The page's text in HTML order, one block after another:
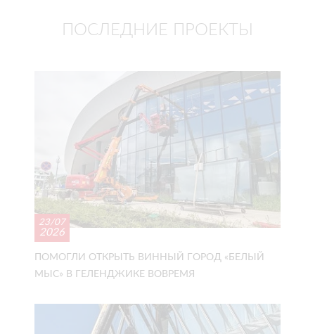
ПОСЛЕДНИЕ ПРОЕКТЫ
23/07
2026
ПОМОГЛИ ОТКРЫТЬ ВИННЫЙ ГОРОД «БЕЛЫЙ
МЫС» В ГЕЛЕНДЖИКЕ ВОВРЕМЯ